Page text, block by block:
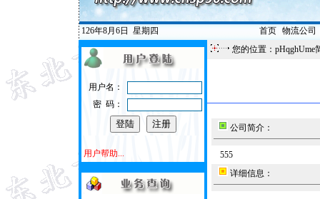
126年8月6日 星期四 首页| 物流公司
用户名：
密 码：
用户帮助...
您的位置：pHqghUme
公司简介：
555
详细信息：